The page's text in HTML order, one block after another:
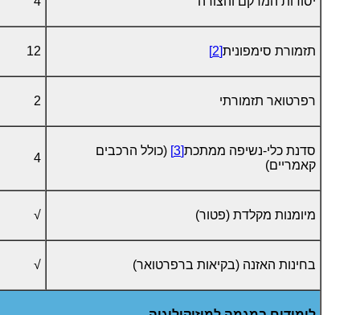
תזמורת סימפונית[2]
12
רפרטואר תזמורתי 2
סדנת כלי-נשיפה ממתכת[3]
(כולל הרכבים
קאמריים)
4
מיומנות מקלדת (פטור) √
בחינות האזנה (בקיאות ברפרטואר) √